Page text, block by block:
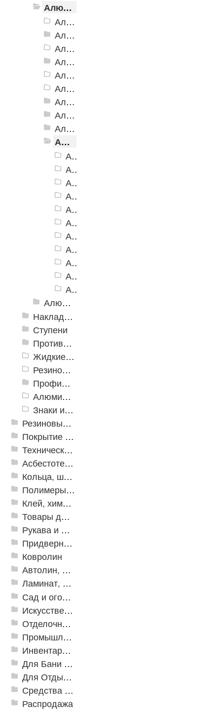
Алюминиевая полоса с резиновыми вставками
Алюминиевая Полоса с резиновой вставкой АП-32 Евро, 2500мм
Алюминиевая Полоса с резиновой вставкой АП-40
Алюминиевая Полоса с резиновой вставкой АП-42 Евро, 2500мм
Алюминиевая Полоса с резиновой вставкой АП-46
Алюминиевая Полоса АП-46 (с клеевой основой)
Алюминиевая полоса с двумя резиновыми вставками АП-72
Алюминиевая Полоса с двумя резиновыми вставками АП-70
Алюминиевая Полоса с двумя резиновыми вставками АП-86 Премиум
Алюминиевая Полоса с тремя резиновыми вставками АП-100
Алюминиевая Полоса с пятью резиновыми вставками АП-162
Алюминиевая Полоса АП-162, черная
Алюминиевая Полоса АП-162, темно-коричневый
Алюминиевая Полоса АП-162, коричневый
Алюминиевая Полоса АП-162, серый
Алюминиевая Полоса АП-162, бежевый
Алюминиевая Полоса АП-162, желтый
Алюминиевая Полоса АП-162, белый
Алюминиевая Полоса АП-162, голубой
Алюминиевая Полоса АП-162, синий
Алюминиевая Полоса АП-162, красный
Алюминиевая Полоса АП-162, зеленый
Алюминиевый угол-порог с резиновой вставкой
Накладки противоскользящие резиновые
Ступени
Противоскользящие ленты
Жидкие противоскользящие средства
Резиновый профиль с алюминиевой вставкой «NoSlip»
Профили закладные
Алюминиевый профиль для ленты
Знаки из полистирола для разметки пола
Резиновые и ПВХ дорожки
Покрытие из резиновой крошки
Техническая резина
Асбестотехнические и теплоизоляционные материалы
Кольца, шайбы, манжеты
Полимеры и пластики
Клей, химия, сопутствующие товары
Товары для дома
Рукава и шланги промышленные
Придверные решетки
Ковролин
Автолин, Транслин, Линолеум
Ламинат, Кварцвиниловая плитка SPC
Сад и огород
Искусственная трава
Отделочные профили
Промышленный текстиль
Инвентарь для клининга
Для Бани и Сауны
Для Отдыха и Пикника
Средства от насекомых и садовых вредителей
Распродажа